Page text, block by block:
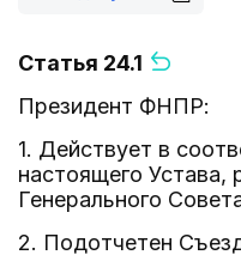
Статья 24.1
Президент ФНПР:
1. Действует в
настоящего
Генерального
2. Подотчетен